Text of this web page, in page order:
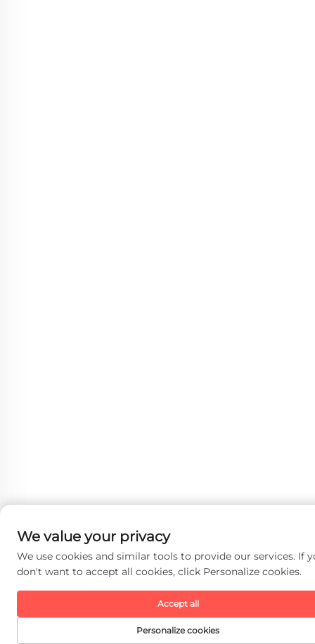
We value your privacy
We use cookies and similar tools to provide our services. If
don't want to accept all cookies, click Personalize cookies.
Personalize cookies
Accept all